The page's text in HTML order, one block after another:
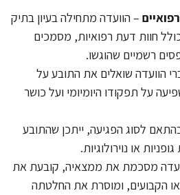
– הוועדה מתחילה בעיון בתיק
חוות דעת רפואיות, מסמכים
רשמיים שהוגשו.
הוועדה שואלים את התובע על
על תפקודו היומיומי ועל כושר
לסוג הפגיעה, ייתכן שהתובע
או נוירולוגיות.
מסכמת את ממצאיה, קובעת את
או הקבועים, ומוסרת את החלטתה